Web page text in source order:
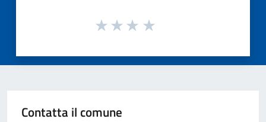
Contatta il comune